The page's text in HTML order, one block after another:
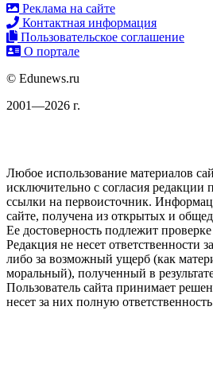
Реклама на сайте
Контактная информация
Пользовательское соглашение
О портале
© Edunews.ru
2001—2026 г.
Любое использование материалов
исключительно с согласия редакции
ссылки на первоисточник.
сайте, получена из открытых и
Ее достоверность подлежит
Редакция не несет ответственности
либо за возможный ущерб (как
моральный), полученный в
Пользователь сайта принимает
несет за них полную